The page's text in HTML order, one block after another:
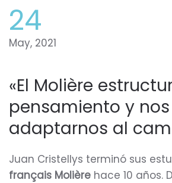
24
May, 2021
«El Molière
pensamiento y
adaptarnos al
Juan Cristellys terminó sus
français Molière hace 10 años.